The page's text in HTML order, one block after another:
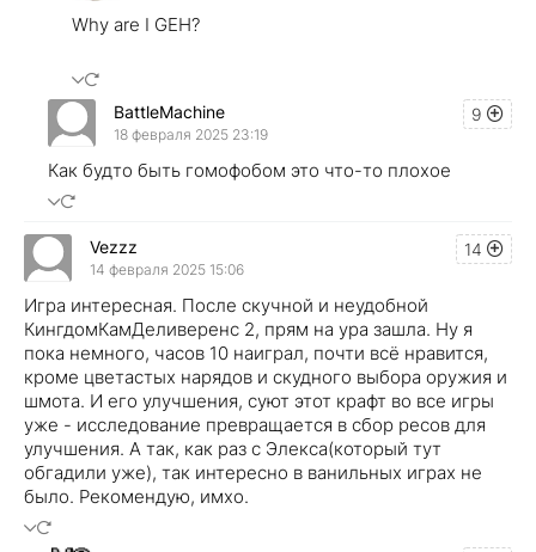
Why are I GEH?
9
BattleMachine
18 февраля 2025 23:19
Как будто быть гомофобом это что-то плохое
14
Vezzz
14 февраля 2025 15:06
Игра интересная. После скучной и неудобной
КингдомКамДеливеренс 2, прям на ура зашла. Ну я
пока немного, часов 10 наиграл, почти всё нравится,
кроме цветастых нарядов и скудного выбора оружия и
шмота. И его улучшения, суют этот крафт во все игры
уже - исследование превращается в сбор ресов для
улучшения. А так, как раз с Элекса(который тут
обгадили уже), так интересно в ванильных играх не
было. Рекомендую, имхо.